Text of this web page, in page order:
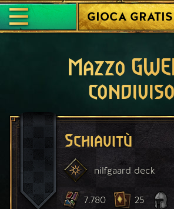
GIOCA
Mazzo
condiviso
Schiavitù
nilfgaard deck
7.780 25